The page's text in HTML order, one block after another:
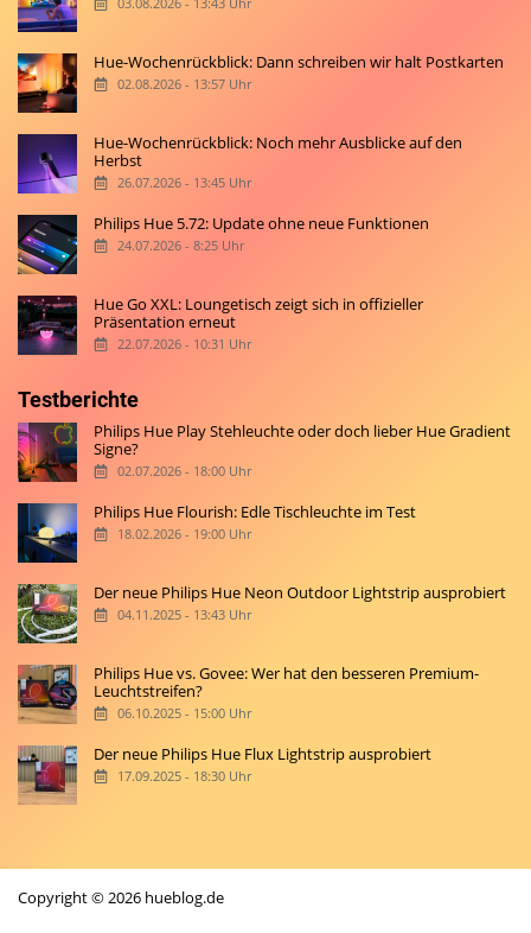
Hue-Wochenrückblick: Dann schreiben wir halt Postkarten
02.08.2026 - 13:57 Uhr
Hue-Wochenrückblick: Noch mehr Ausblicke auf den
Herbst
26.07.2026 - 13:45 Uhr
Philips Hue 5.72: Update ohne neue Funktionen
24.07.2026 - 8:25 Uhr
Hue Go XXL: Loungetisch zeigt sich in offizieller
Präsentation erneut
22.07.2026 - 10:31 Uhr
Testberichte
Philips Hue Play Stehleuchte oder doch lieber Hue Gradient
Signe?
02.07.2026 - 18:00 Uhr
Philips Hue Flourish: Edle Tischleuchte im Test
18.02.2026 - 19:00 Uhr
Der neue Philips Hue Neon Outdoor Lightstrip ausprobiert
04.11.2025 - 13:43 Uhr
Philips Hue vs. Govee: Wer hat den besseren Premium-
Leuchtstreifen?
06.10.2025 - 15:00 Uhr
Der neue Philips Hue Flux Lightstrip ausprobiert
17.09.2025 - 18:30 Uhr
Copyright © 2026 hueblog.de